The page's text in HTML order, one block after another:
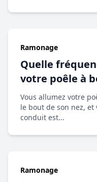
Ramonage
Quelle
votre poêle à
Vous allumez votre
le bout de son nez, et
conduit est...
Ramonage